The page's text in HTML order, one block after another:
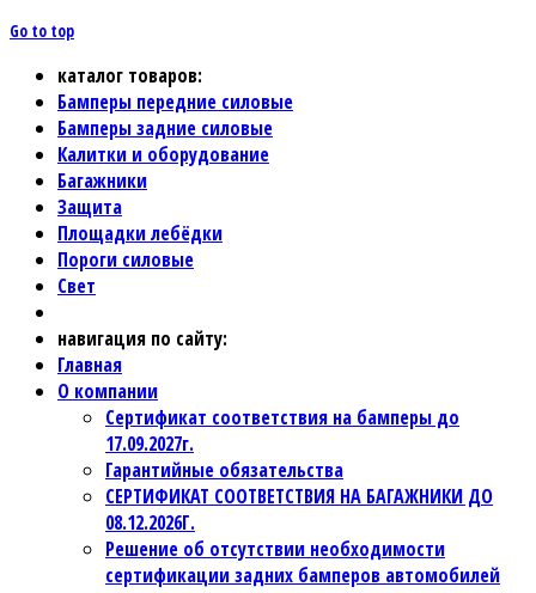
Go to top
каталог товаров:
Бамперы передние силовые
Бамперы задние силовые
Калитки и оборудование
Багажники
Защита
Площадки лебёдки
Пороги силовые
Свет
навигация по сайту:
Главная
О компании
Сертификат соответствия на бамперы до
17.09.2027г.
Гарантийные обязательства
СЕРТИФИКАТ СООТВЕТСТВИЯ НА БАГАЖНИКИ ДО
08.12.2026Г.
Решение об отсутствии необходимости
сертификации задних бамперов автомобилей